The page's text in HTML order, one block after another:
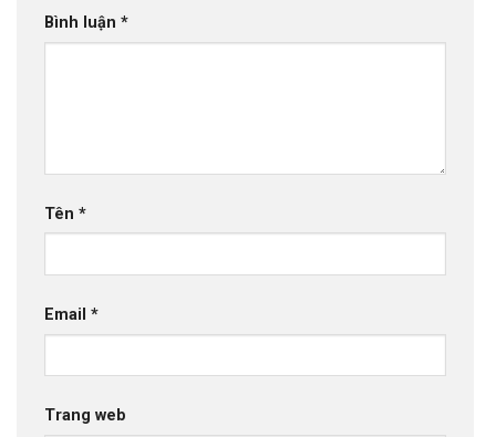
Bình luận *
Tên *
Email *
Trang web